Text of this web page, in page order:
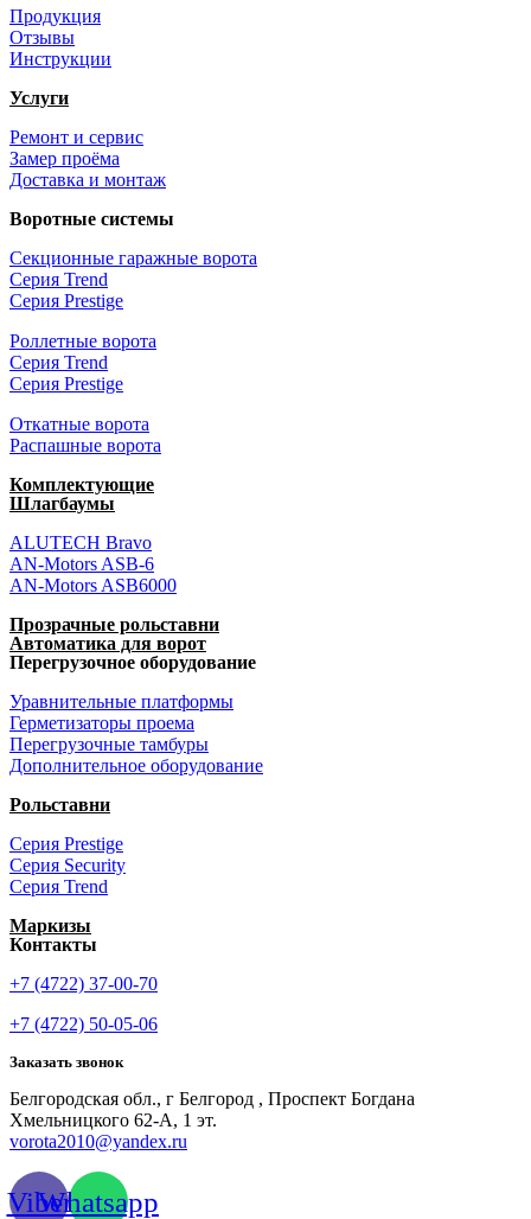
Продукция
Отзывы
Инструкции
Услуги
Ремонт и сервис
Замер проёма
Доставка и монтаж
Воротные системы
Секционные гаражные ворота
Серия Trend
Серия Prestige
Роллетные ворота
Серия Trend
Серия Prestige
Откатные ворота
Распашные ворота
Комплектующие
Шлагбаумы
ALUTECH Bravo
AN-Motors ASB-6
AN-Motors ASB6000
Прозрачные рольставни
Автоматика для ворот
Перегрузочное оборудование
Уравнительные платформы
Герметизаторы проема
Перегрузочные тамбуры
Дополнительное оборудование
Рольставни
Серия Prestige
Серия Security
Серия Trend
Маркизы
Контакты
+7 (4722) 37-00-70
+7 (4722) 50-05-06
Заказать звонок
Белгородская обл., г Белгород , Проспект Богдана
Хмельницкого 62-А, 1 эт.
vorota2010@yandex.ru
ViberWhatsapp